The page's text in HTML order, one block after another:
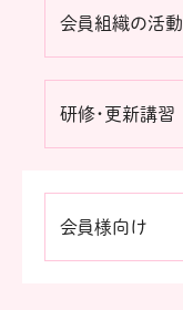
会員組織の活動
研修・更新講習
会員様向け